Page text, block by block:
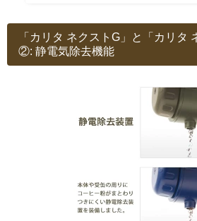
「カリタ ネクストG」と「カリタ
②: 静電気除去機能